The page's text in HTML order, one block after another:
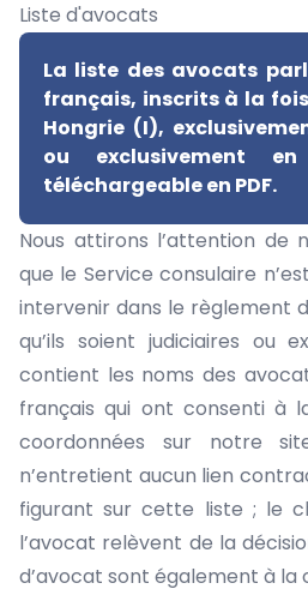
Liste d'avocats
La liste des avocats
français, inscrits à la
Hongrie (I),
ou exclusivement
téléchargeable en PDF.
Nous attirons l’attention de
que le Service consulaire
intervenir dans le règlement
qu’ils soient judiciaires ou
contient les noms des
français qui ont consenti à
coordonnées sur notre
n’entretient aucun lien
figurant sur cette liste ; le
l’avocat relèvent de la
d’avocat sont également à la